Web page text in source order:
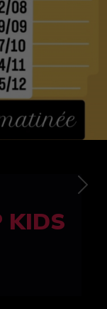
Next